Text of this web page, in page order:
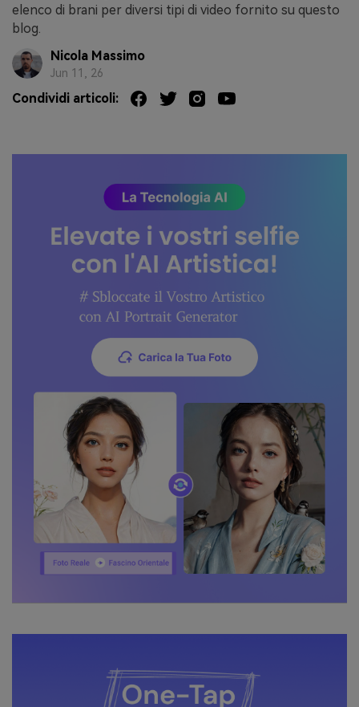
elenco di brani per diversi tipi di video fornito su questo
blog.
Nicola Massimo
Jun 11, 26
Condividi articoli: